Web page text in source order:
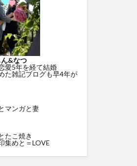
&なつ
愛5年を経て結婚
た雑記ブログも早4年が
マンガと妻
たこ焼き
集めと＝LOVE